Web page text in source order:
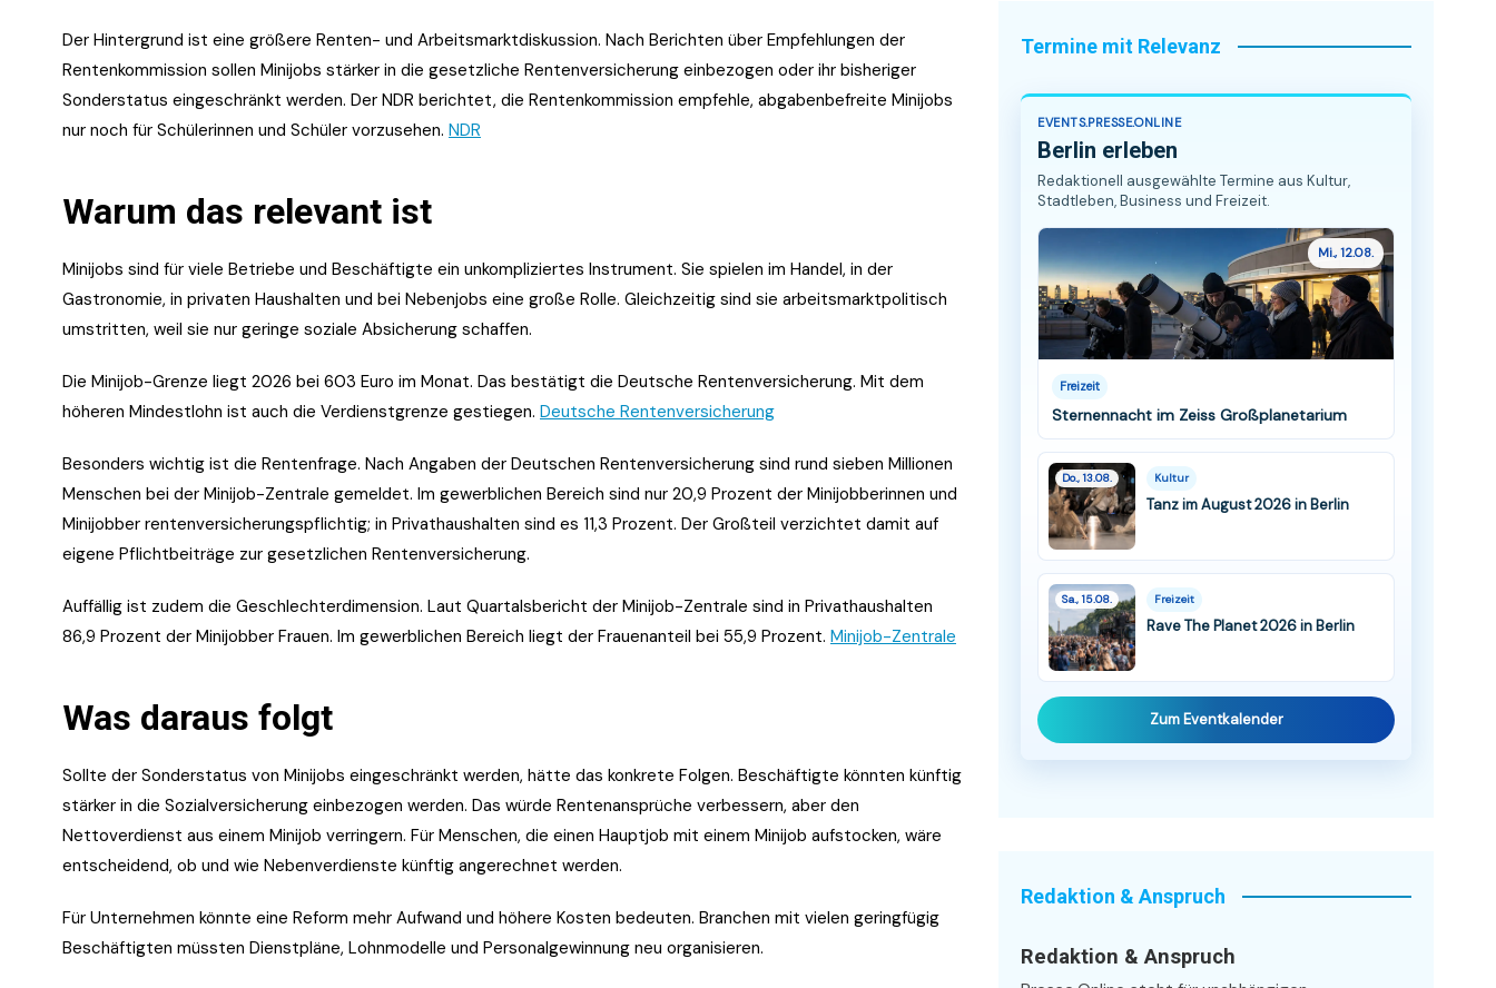
Der Hintergrund ist eine größere Renten- und Arbeitsmarktdiskussion. Nach Berichten über Empfehlungen der
Rentenkommission sollen Minijobs stärker in die gesetzliche Rentenversicherung einbezogen oder ihr bisheriger
Sonderstatus eingeschränkt werden. Der NDR berichtet, die Rentenkommission empfehle, abgabenbefreite Minijobs
nur noch für Schülerinnen und Schüler vorzusehen. NDR
Warum das relevant ist
Minijobs sind für viele Betriebe und Beschäftigte ein unkompliziertes Instrument. Sie spielen im Handel, in der
Gastronomie, in privaten Haushalten und bei Nebenjobs eine große Rolle. Gleichzeitig sind sie arbeitsmarktpolitisch
umstritten, weil sie nur geringe soziale Absicherung schaffen.
Die Minijob-Grenze liegt 2026 bei 603 Euro im Monat. Das bestätigt die Deutsche Rentenversicherung. Mit dem
höheren Mindestlohn ist auch die Verdienstgrenze gestiegen. Deutsche Rentenversicherung
Besonders wichtig ist die Rentenfrage. Nach Angaben der Deutschen Rentenversicherung sind rund sieben Millionen
Menschen bei der Minijob-Zentrale gemeldet. Im gewerblichen Bereich sind nur 20,9 Prozent der Minijobberinnen und
Minijobber rentenversicherungspflichtig; in Privathaushalten sind es 11,3 Prozent. Der Großteil verzichtet damit auf
eigene Pflichtbeiträge zur gesetzlichen Rentenversicherung.
Auffällig ist zudem die Geschlechterdimension. Laut Quartalsbericht der Minijob-Zentrale sind in Privathaushalten
86,9 Prozent der Minijobber Frauen. Im gewerblichen Bereich liegt der Frauenanteil bei 55,9 Prozent. Minijob-Zentrale
Was daraus folgt
Sollte der Sonderstatus von Minijobs eingeschränkt werden, hätte das konkrete Folgen. Beschäftigte könnten künftig
stärker in die Sozialversicherung einbezogen werden. Das würde Rentenansprüche verbessern, aber den
Nettoverdienst aus einem Minijob verringern. Für Menschen, die einen Hauptjob mit einem Minijob aufstocken, wäre
entscheidend, ob und wie Nebenverdienste künftig angerechnet werden.
Für Unternehmen könnte eine Reform mehr Aufwand und höhere Kosten bedeuten. Branchen mit vielen geringfügig
Beschäftigten müssten Dienstpläne, Lohnmodelle und Personalgewinnung neu organisieren.
Termine mit Relevanz
EVENTS.PRESSE.ONLINE
Berlin erleben
Redaktionell ausgewählte Termine aus Kultur,
Stadtleben, Business und Freizeit.
Mi., 12.08.
Freizeit
Sternennacht im Zeiss Großplanetarium
Do., 13.08. Kultur
Tanz im August 2026 in Berlin
Sa., 15.08. Freizeit
Rave The Planet 2026 in Berlin
Zum Eventkalender
Redaktion & Anspruch
Redaktion & Anspruch